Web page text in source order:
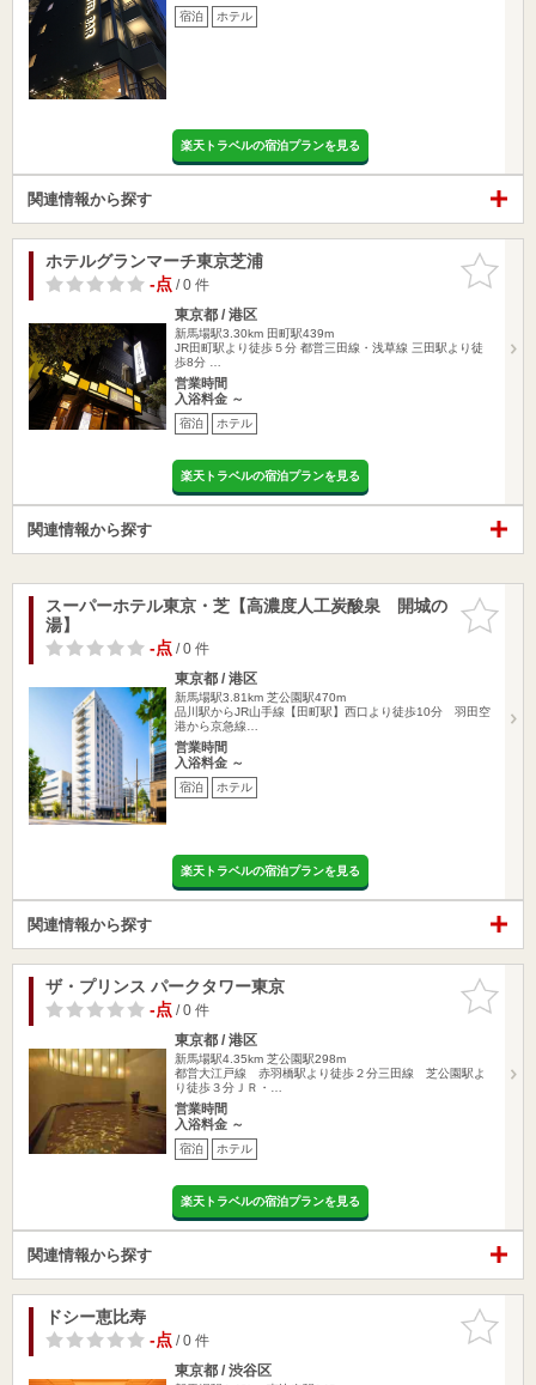
宿泊 ホテル
楽天トラベルの宿泊プランを見る
関連情報から探す
お気に入
りに追加
ホテルグランマーチ東京芝浦
-点/ 0 件
東京都 / 港区
新馬場駅3.30km 田町駅439m
JR田町駅より徒歩５分 都営三田線・浅草線 三田駅より徒
歩8分 …
営業時間
入浴料金 ～
宿泊 ホテル
楽天トラベルの宿泊プランを見る
関連情報から探す
お気に入
りに追加
スーパーホテル東京・芝【高濃度人工炭酸泉 開城の
湯】
-点/ 0 件
東京都 / 港区
新馬場駅3.81km 芝公園駅470m
品川駅からJR山手線【田町駅】西口より徒歩10分 羽田空
港から京急線…
営業時間
入浴料金 ～
宿泊 ホテル
楽天トラベルの宿泊プランを見る
関連情報から探す
お気に入
りに追加
ザ・プリンス パークタワー東京
-点/ 0 件
東京都 / 港区
新馬場駅4.35km 芝公園駅298m
都営大江戸線 赤羽橋駅より徒歩２分三田線 芝公園駅よ
り徒歩３分ＪＲ・…
営業時間
入浴料金 ～
宿泊 ホテル
楽天トラベルの宿泊プランを見る
関連情報から探す
お気に入
りに追加
ドシー恵比寿
-点/ 0 件
東京都 / 渋谷区